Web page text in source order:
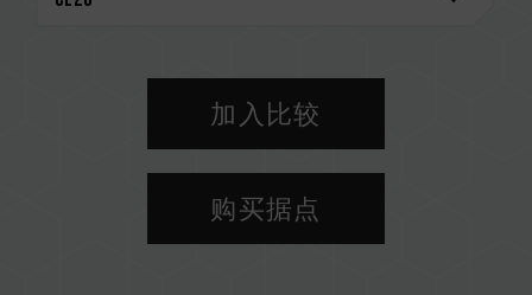
解。
存。每一组套装中的内存皆通过兼容性测试配对而
成。若混合使用不同套装的内存，将可能导致系统
不稳定或不开机。
CPU 內存控制器(IMC)的体质以及当前使用的主
加入比较
购买据点